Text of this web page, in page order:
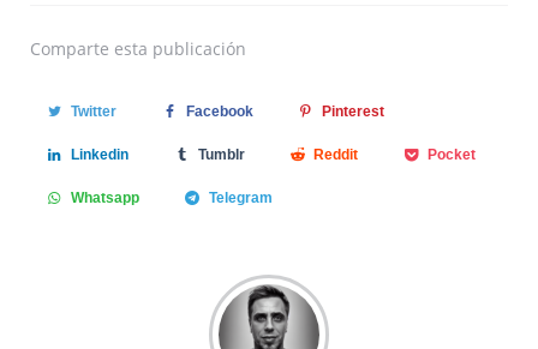
Comparte esta publicación
Twitter Facebook Pinterest
Linkedin Tumblr Reddit Pocket
Whatsapp Telegram